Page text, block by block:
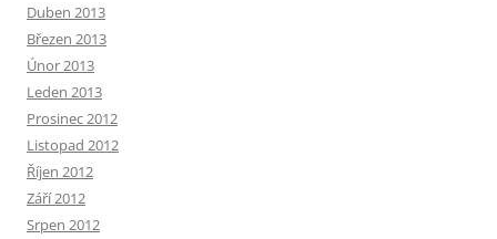
Duben 2013
Březen 2013
Únor 2013
Leden 2013
Prosinec 2012
Listopad 2012
Říjen 2012
Září 2012
Srpen 2012